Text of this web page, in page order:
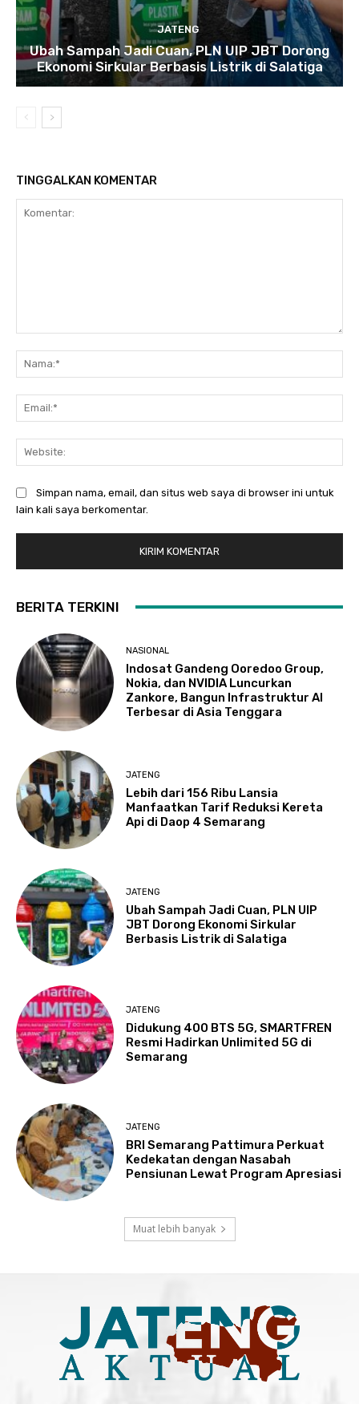
JATENG
Ubah Sampah Jadi Cuan, PLN UIP JBT Dorong
Ekonomi Sirkular Berbasis Listrik di Salatiga
TINGGALKAN KOMENTAR
Simpan nama, email, dan situs web saya di browser ini untuk
lain kali saya berkomentar.
BERITA TERKINI
NASIONAL
Indosat Gandeng Ooredoo Group,
Nokia, dan NVIDIA Luncurkan
Zankore, Bangun Infrastruktur AI
Terbesar di Asia Tenggara
JATENG
Lebih dari 156 Ribu Lansia
Manfaatkan Tarif Reduksi Kereta
Api di Daop 4 Semarang
JATENG
Ubah Sampah Jadi Cuan, PLN UIP
JBT Dorong Ekonomi Sirkular
Berbasis Listrik di Salatiga
JATENG
Didukung 400 BTS 5G, SMARTFREN
Resmi Hadirkan Unlimited 5G di
Semarang
JATENG
BRI Semarang Pattimura Perkuat
Kedekatan dengan Nasabah
Pensiunan Lewat Program Apresiasi
Muat lebih banyak